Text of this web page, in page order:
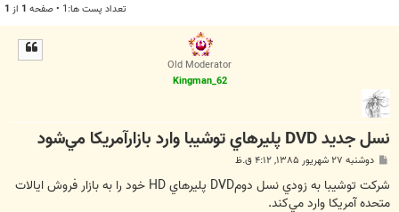
تعداد پست ها:1 • صفحه 1 از 1
Old Moderator
Kingman_62
نسل جديد DVD پليرهاي توشيبا وارد بازار‌‏آمريكا مي‌‏شود
ت
دوشنبه ۲۷ شهریور ۱۳۸۵, ۴:۱۲ ق.ظ
شركت توشيبا به زودي نسل دومDVD پليرهاي HD خود را به بازار فروش ايالات
متحده آمريكا وارد مي‌‏كند.